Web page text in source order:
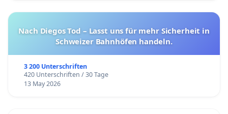
Nach Diegos Tod – Lasst uns für mehr Sicherheit in
Schweizer Bahnhöfen handeln.
3 200 Unterschriften
420 Unterschriften / 30 Tage
13 May 2026